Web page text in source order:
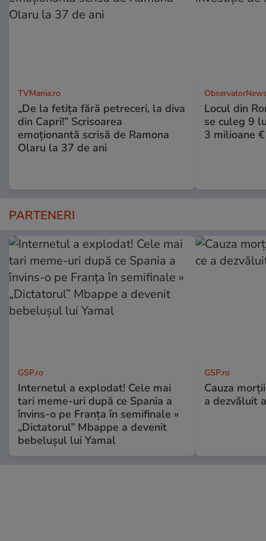
TVMania.ro
„De la fetița fără petreceri, la diva
din Capri!” Scrisoarea
emoționantă scrisă de Ramona
Olaru la 37 de ani
Locul din
se culeg 9
3 milioane €
PARTENERI
GSP.ro
Internetul a explodat! Cele mai
tari meme-uri după ce Spania a
învins-o pe Franța în semifinale »
„Dictatorul” Mbappe a devenit
bebelușul lui Yamal
GSP.ro
Cauza
a dezvăluit